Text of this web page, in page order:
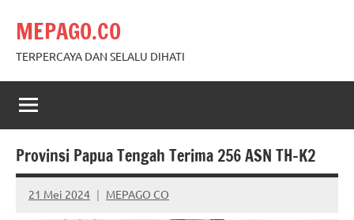
content
MEPAGO.CO
TERPERCAYA DAN SELALU DIHATI
Provinsi Papua Tengah Terima 256 ASN TH-K2
21 Mei 2024 MEPAGO CO
No